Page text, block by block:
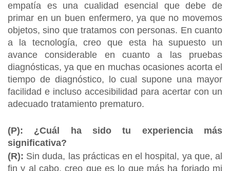
empatía es una cualidad esencial que debe de
primar en un buen enfermero, ya que no movemos
objetos, sino que tratamos con personas. En cuanto
a la tecnología, creo que esta ha supuesto un
avance considerable en cuanto a las pruebas
diagnósticas, ya que en muchas ocasiones acorta el
tiempo de diagnóstico, lo cual supone una mayor
facilidad e incluso accesibilidad para acertar con un
adecuado tratamiento prematuro.
(P): ¿Cuál ha sido tu experiencia más
significativa?
(R): Sin duda, las prácticas en el hospital, ya que, al
fin y al cabo, creo que es lo que más ha forjado mi